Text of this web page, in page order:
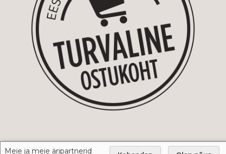
Meie ja meie äripartnerid